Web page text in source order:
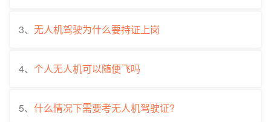
3、 无人机驾驶为什么要持证上岗
4、 个人无人机可以随便飞吗
5、 什么情况下需要考无人机驾驶证?